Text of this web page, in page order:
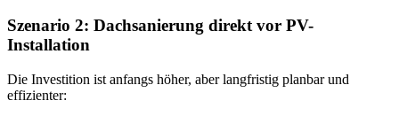
Szenario 2: Dachsanierung direkt vor PV-
Installation
Die Investition ist anfangs höher, aber langfristig planbar und
effizienter: